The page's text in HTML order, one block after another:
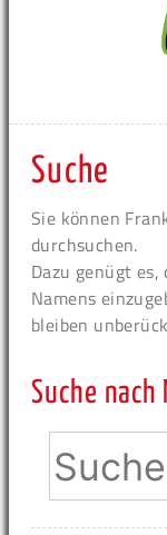
Suche
Sie können
durchsuchen.
Dazu genügt
Namens
bleiben
Suche nach